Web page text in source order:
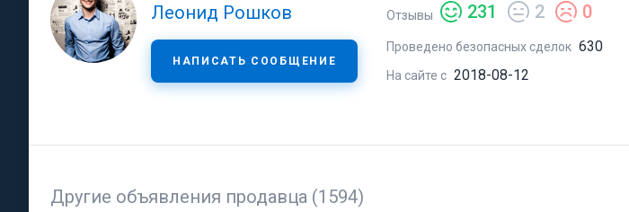
Леонид Рошков
НАПИСАТЬ СООБЩЕНИЕ
Отзывы 231 2 0
Проведено безопасных сделок 630
На сайте с 2018-08-12
Другие объявления продавца (1594)